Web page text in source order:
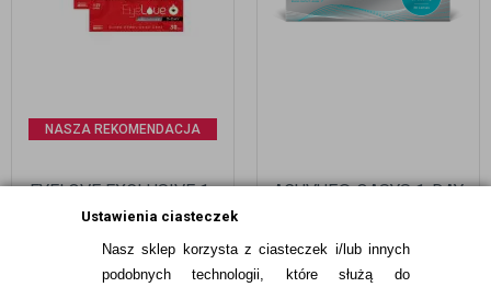
Ustawienia ciasteczek
Nasz sklep korzysta z ciasteczek i/lub innych
podobnych technologii, które służą do
NASZA REKOMENDACJA
EYELOVE EXCLUSIVE 1-
DAY 90 SZT.
269,97pln
ACUVUE® OASYS 1-DAY
99,99 pln